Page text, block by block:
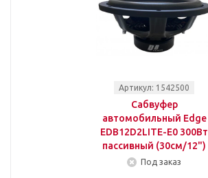
Артикул: 1542500
Сабвуфер
автомобильный Edge
EDB12D2LITE-E0 300Вт
пассивный (30см/12")
Под заказ